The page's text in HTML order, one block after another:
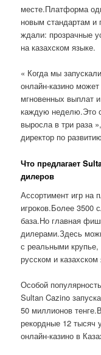
месте.Платформа
новым стандартам и
ждали: прозрачные
на казахском языке.
« Когда мы
онлайн-казино
мгновенных выплат
каждую неделю.Это
выросла в три раза
директор по
Что предлагает
дилеров
Ассортимент игр на
игроков.Более 3500
база.Но главная
дилерами.Здесь
с реальными
русском и казахском
Особой
Sultan Cazino
50 миллионов
рекордные 12 тысяч
онлайн-казино в